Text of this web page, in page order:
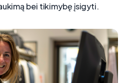
bei tikimybę įsigyti.